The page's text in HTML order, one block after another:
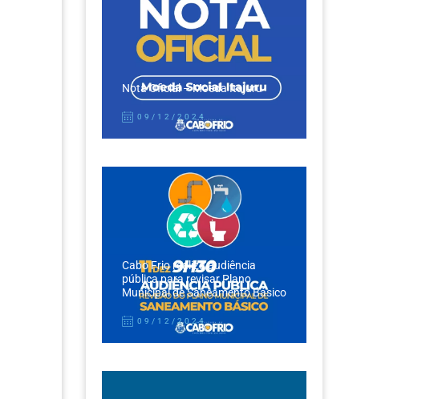
Nota Oficial – Moeda Itajuru
09/12/2024
Cabo Frio realiza audiência
pública para revisar Plano
Municipal de Saneamento Básico
09/12/2024